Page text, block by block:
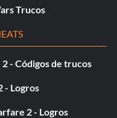
a un Sarpa pilotando
- Mata a 100 enemigos
Trucos
- Códigos de trucos
- Logros
2 - Logros